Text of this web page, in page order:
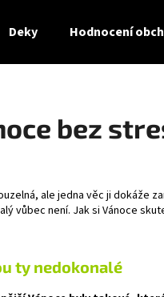
Deky Hodnocení
bez
ale jedna věc ji dokáže
vůbec není. Jak si Vánoce
ty nedokonalé